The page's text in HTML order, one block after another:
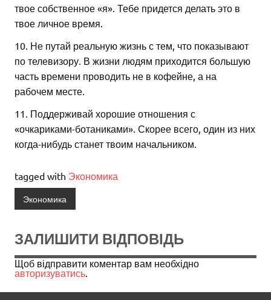
твое собственное «я». Тебе придется делать это в
твое личное время.
10. Не путай реальную жизнь с тем, что показывают
по телевизору. В жизни людям приходится большую
часть времени проводить не в кофейне, а на
рабочем месте.
11. Поддерживай хорошие отношения с
«очкариками-ботаниками». Скорее всего, один из них
когда-нибудь станет твоим начальником.
tagged with Экономика
Экономика
ЗАЛИШИТИ ВІДПОВІДЬ
Щоб відправити коментар вам необхідно
авторизуватись.